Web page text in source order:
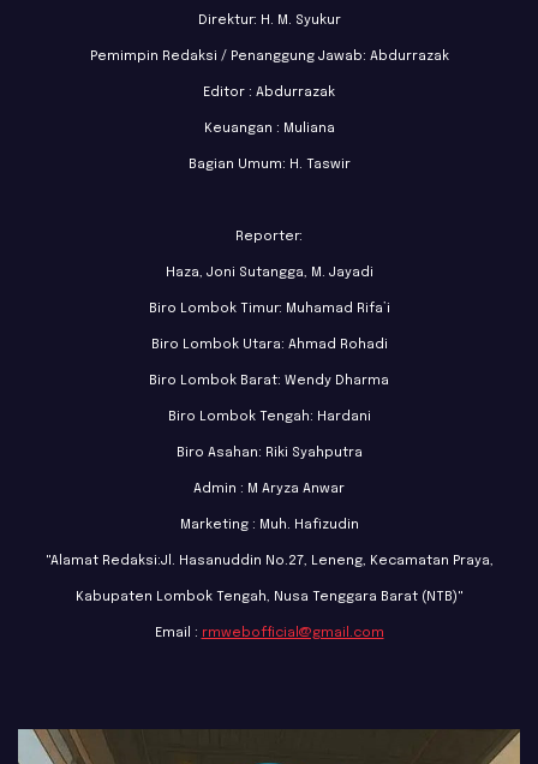
Direktur: H. M. Syukur
Pemimpin Redaksi / Penanggung Jawab: Abdurrazak
Editor : Abdurrazak
Keuangan : Muliana
Bagian Umum: H. Taswir
Reporter:
Haza, Joni Sutangga, M. Jayadi
Biro Lombok Timur: Muhamad Rifa’i
Biro Lombok Utara: Ahmad Rohadi
Biro Lombok Barat: Wendy Dharma
Biro Lombok Tengah: Hardani
Biro Asahan: Riki Syahputra
Admin : M Aryza Anwar
Marketing : Muh. Hafizudin
"Alamat Redaksi:Jl. Hasanuddin No.27, Leneng, Kecamatan Praya,
Kabupaten Lombok Tengah, Nusa Tenggara Barat (NTB)"
Email : rmwebofficial@gmail.com